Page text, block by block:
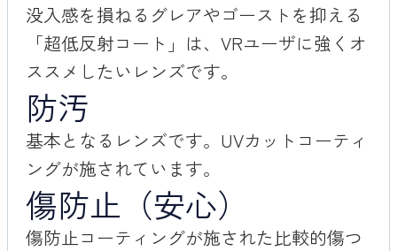
没入感を損ねるグレアやゴーストを抑える
「超低反射コート」は、VRユーザに強くオ
ススメしたいレンズです。
防汚
基本となるレンズです。UVカットコーティ
ングが施されています。
傷防止（安心）
傷防止コーティングが施された比較的傷つ